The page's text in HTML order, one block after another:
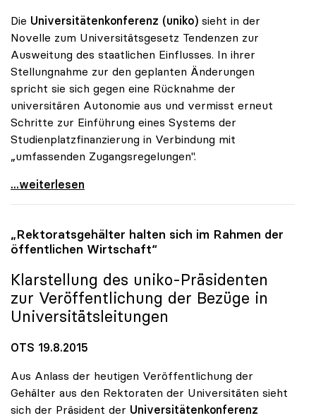
Die Universitätenkonferenz (uniko) sieht in der
Novelle zum Universitätsgesetz Tendenzen zur
Ausweitung des staatlichen Einflusses. In ihrer
Stellungnahme zur den geplanten Änderungen
spricht sie sich gegen eine Rücknahme der
universitären Autonomie aus und vermisst erneut
Schritte zur Einführung eines Systems der
Studienplatzfinanzierung in Verbindung mit
„umfassenden Zugangsregelungen".
Uni-Gesetz: Unis bangen um Autonomie
...weiterlesen
„Rektoratsgehälter halten sich im Rahmen der
öffentlichen Wirtschaft“
Klarstellung des uniko-Präsidenten
zur Veröffentlichung der Bezüge in
Universitätsleitungen
OTS 19.8.2015
Aus Anlass der heutigen Veröffentlichung der
Gehälter aus den Rektoraten der Universitäten sieht
sich der Präsident der Universitätenkonferenz